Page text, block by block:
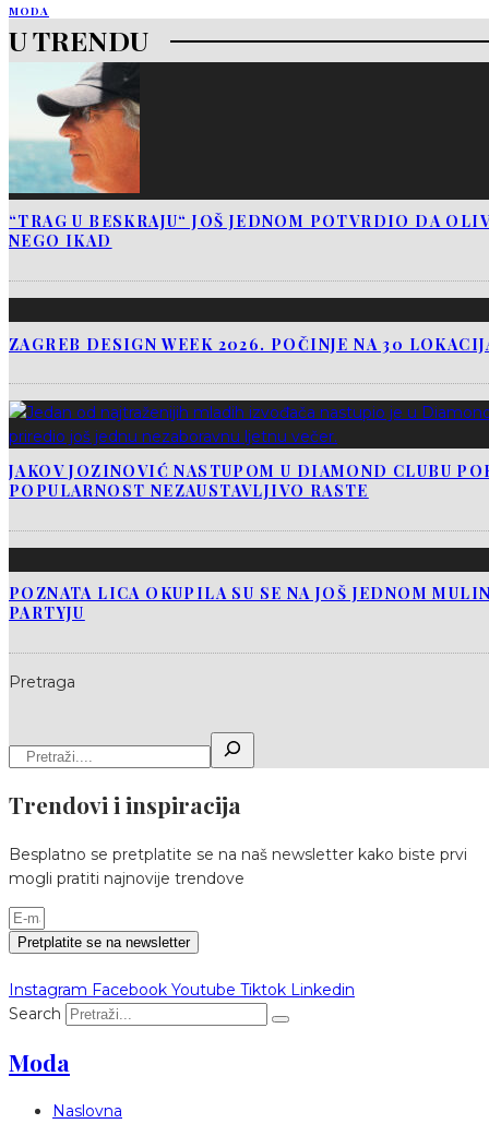
MODA
U TRENDU
“TRAG U BESKRAJU“ JOŠ JEDNOM POTVRDIO DA
NEGO IKAD
ZAGREB DESIGN WEEK 2026. POČINJE NA 30
JAKOV JOZINOVIĆ NASTUPOM U DIAMOND CLUBU
POPULARNOST NEZAUSTAVLJIVO RASTE
POZNATA LICA OKUPILA SU SE NA JOŠ JEDNOM
PARTYJU
Pretraga
Trendovi i inspiracija
Besplatno se pretplatite se na naš newsletter kako biste prvi
mogli pratiti najnovije trendove
Pretplatite se na newsletter
Instagram Facebook Youtube Tiktok Linkedin
Search
Moda
Naslovna